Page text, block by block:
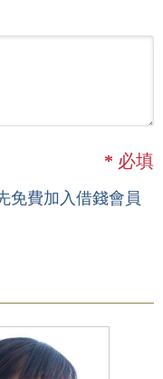
* 必填
免費加入借錢會員